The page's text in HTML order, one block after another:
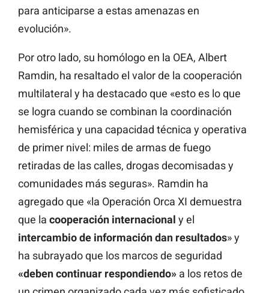
para anticiparse a estas amenazas en
evolución».
Por otro lado, su homólogo en la OEA, Albert
Ramdin, ha resaltado el valor de la cooperación
multilateral y ha destacado que «esto es lo que
se logra cuando se combinan la coordinación
hemisférica y una capacidad técnica y operativa
de primer nivel: miles de armas de fuego
retiradas de las calles, drogas decomisadas y
comunidades más seguras». Ramdin ha
agregado que «la Operación Orca XI demuestra
que la cooperación internacional y el
intercambio de información dan resultados» y
ha subrayado que los marcos de seguridad
«deben continuar respondiendo» a los retos de